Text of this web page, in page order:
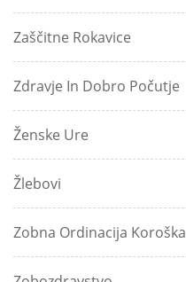
Zaščitne Rokavice
Zdravje In Dobro Počutje
Ženske Ure
Žlebovi
Zobna Ordinacija Koroška